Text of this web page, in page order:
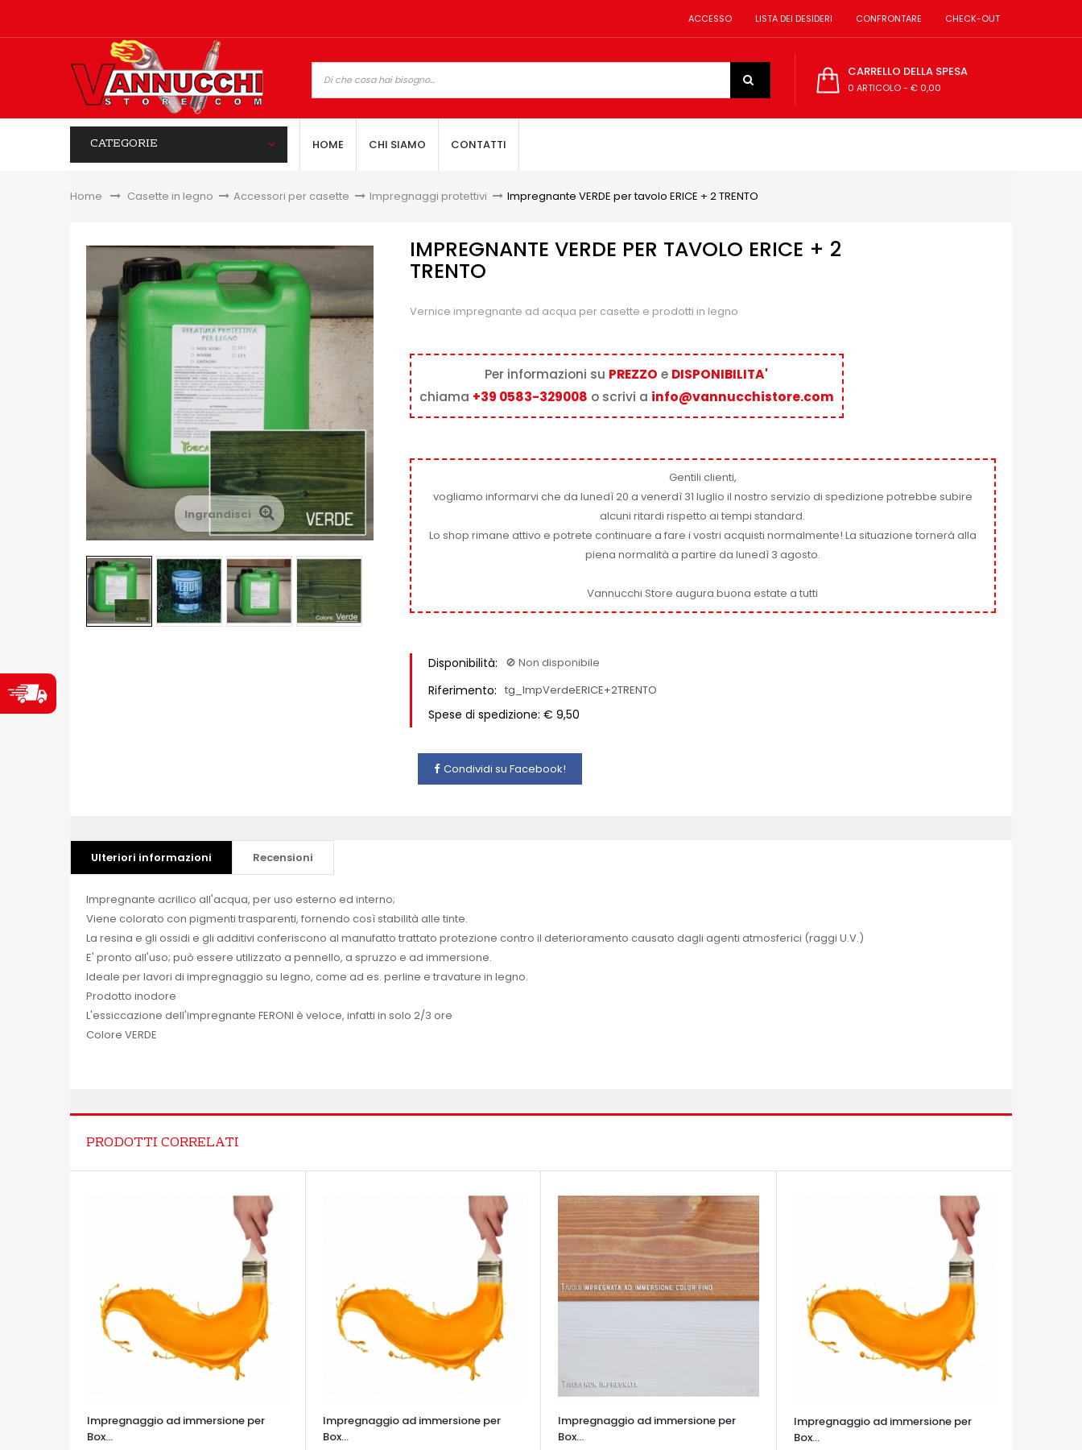
ACCESSO LISTA DEI DESIDERI CONFRONTARE CHECK-OUT
CARRELLO DELLA SPESA
0 ARTICOLO- € 0,00
CATEGORIE HOME CHI SIAMO CONTATTI
Home &gt;Casette in legno > Accessori per casette > Impregnaggi protettivi > Impregnante VERDE per tavolo ERICE + 2 TRENTO
Ingrandisci
IMPREGNANTE VERDE PER TAVOLO ERICE + 2
TRENTO
Vernice impregnante ad acqua per casette e prodotti in legno
Per informazioni su PREZZO e DISPONIBILITA'
chiama +39 0583-329008 o scrivi a info@vannucchistore.com
Gentili clienti,
vogliamo informarvi che da lunedì 20 a venerdì 31 luglio il nostro servizio di spedizione potrebbe subire
alcuni ritardi rispetto ai tempi standard.
Lo shop rimane attivo e potrete continuare a fare i vostri acquisti normalmente! La situazione tornerà alla
piena normalità a partire da lunedì 3 agosto.
Vannucchi Store augura buona estate a tutti
Disponibilità: 🚫​ Non disponibile
Riferimento: tg_ImpVerdeERICE+2TRENTO
Spese di spedizione: € 9,50
Condividi su Facebook!
Ulteriori informazioni Recensioni
Impregnante acrilico all'acqua, per uso esterno ed interno;
Viene colorato con pigmenti trasparenti, fornendo così stabilità alle tinte.
La resina e gli ossidi e gli additivi conferiscono al manufatto trattato protezione contro il deterioramento causato dagli agenti atmosferici (raggi U.V.)
E' pronto all'uso; può essere utilizzato a pennello, a spruzzo e ad immersione.
Ideale per lavori di impregnaggio su legno, come ad es. perline e travature in legno.
Prodotto inodore
L'essiccazione dell'impregnante FERONI è veloce, infatti in solo 2/3 ore
Colore VERDE
PRODOTTI CORRELATI
Impregnaggio ad immersione per
Box...
Impregnaggio ad immersione per
Box...
Impregnaggio ad immersione per
Box...
Impregnaggio ad immersione per
Box...